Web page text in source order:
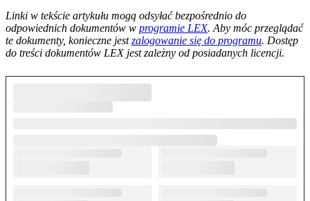
Linki w tekście artykułu mogą odsyłać bezpośrednio do
odpowiednich dokumentów w programie LEX. Aby móc przeglądać
te dokumenty, konieczne jestzalogowanie się do programu. Dostęp
do treści dokumentów LEX jest zależny od posiadanych licencji.